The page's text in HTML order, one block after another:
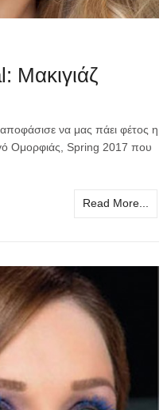
Μακιγιάζ
να μας πάει φέτος η
Ομορφιάς, Spring 2017 που
Read More...